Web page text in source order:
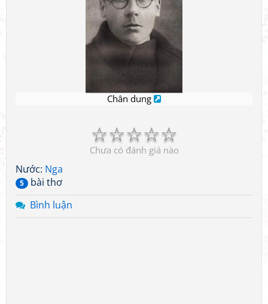
Chân dung
☆
☆
☆
☆
☆
Chưa có đánh giá nào
Nước: Nga
5
bài thơ
Bình luận